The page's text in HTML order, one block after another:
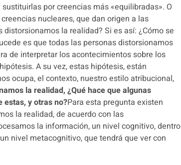
por creencias más «equilibradas». O
nucleares, que dan origen a las
distorsionamos la realidad?Si es así: ¿Cómo se
es que todas las personas distorsionamos
de interpretar los acontecimientos sobre los
A su vez, estas hipótesis, están
ocupa, el contexto, nuestro estilo atribucional,
la realidad, ¿Qué hace que algunas
estas, y otras no?Para esta pregunta existen
la realidad, de acuerdo con las
la información, un nivel cognitivo, dentro
nivel metacognitivo, que tendrá que ver con